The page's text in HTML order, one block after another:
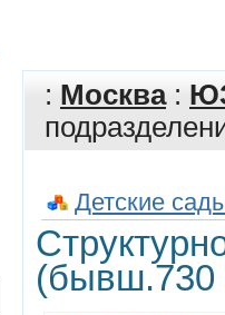
: Москва:
Детские
(бывш.730